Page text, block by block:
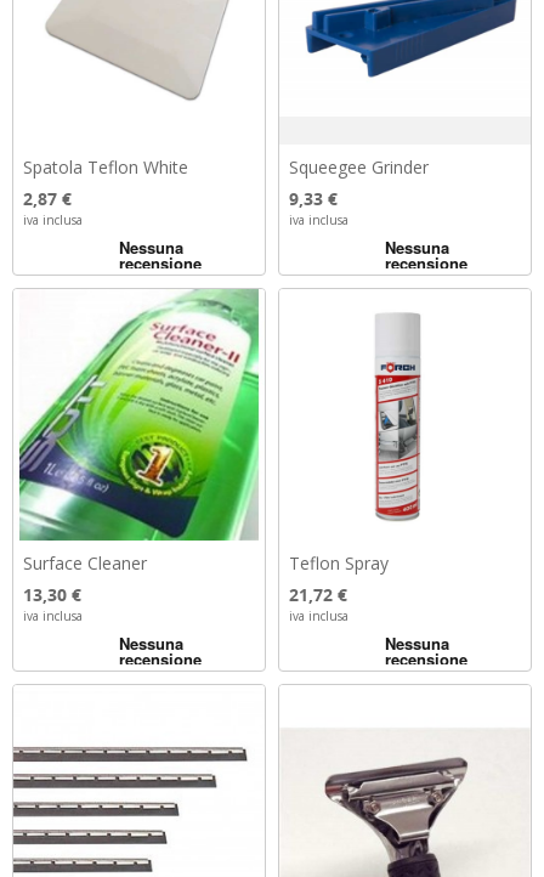
Spatola Teflon White
Prezzo
2,87 €
iva inclusa
Squeegee Grinder
Prezzo
9,33 €
iva inclusa
Surface Cleaner
Prezzo
13,30 €
iva inclusa
Teflon Spray
Prezzo
21,72 €
iva inclusa